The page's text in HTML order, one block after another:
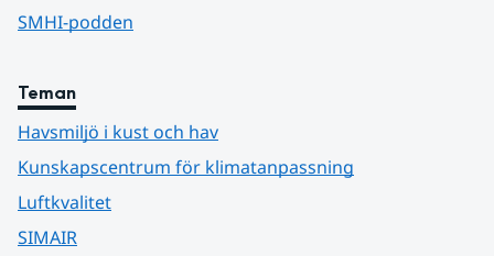
SMHI-podden
Teman
Havsmiljö i kust och hav
Kunskapscentrum för klimatanpassning
Luftkvalitet
SIMAIR